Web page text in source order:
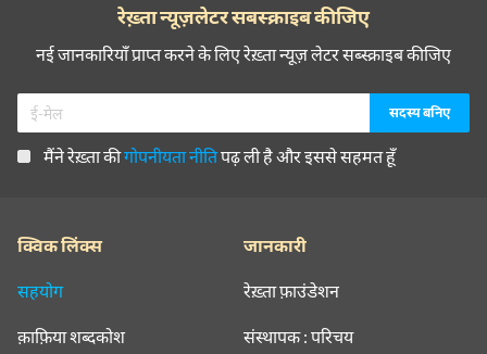
रेख़्ता न्यूज़लेटर सबस्क्राइब कीजिए
नई जानकारियाँ प्राप्त करने के लिए रेख़्ता न्यूज़ लेटर सब्स्क्राइब कीजिए
मैंने रेख़्ता कीगोपनीयता नीतिपढ़ ली है और इससे सहमत हूँ
क्विक लिंक्स
सहयोग
क़ाफ़िया शब्दकोश
जानकारी
रेख़्ता फ़ाउंडेशन
संस्थापक : परिचय